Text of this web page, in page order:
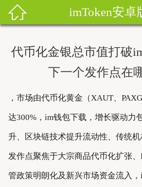
 imToken安卓
代币化金银总市值打破
下一个发作点在
，市场由代币化黄金（XAUT、
达300%，im钱包下载，增长驱动力
升、区块链技术提升流动性、传统
发作点聚焦于大宗商品代币化扩张
管政策明朗化及新兴市场资金流入，